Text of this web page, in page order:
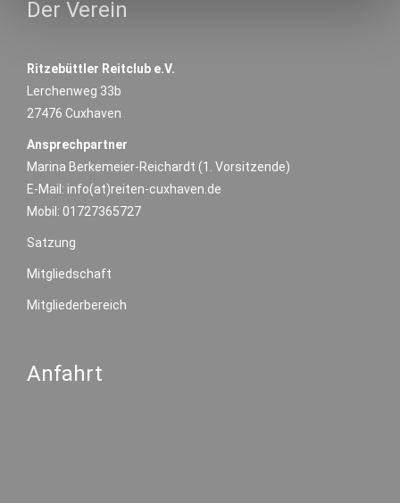
Der Verein
Ritzebüttler Reitclub e.V.
Lerchenweg 33b
27476 Cuxhaven
Ansprechpartner
Marina Berkemeier-Reichardt (1. Vorsitzende)
E-Mail: info(at)reiten-cuxhaven.de
Mobil: 01727365727
Satzung
Mitgliedschaft
Mitgliederbereich
Anfahrt